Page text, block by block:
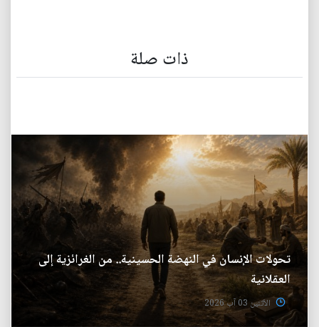
ذات صلة
تحولات الإنسان في النهضة الحسينية.. من الغرائزية إلى
العقلانية
الأثنين 03 آب 2026